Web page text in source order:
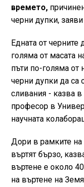
времето,
черни дупки,
Едната от черните
голяма от масата
пъти по-голяма
черни дупки да са
сливания - казва
професор в
научната
Дори в рамките на
въртят бързо,
въртене е около
на въртене на